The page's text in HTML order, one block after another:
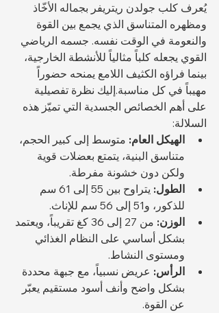
يُعرف كلب جولدن ريتريفر بجماله الأخّاذ
ومظهره المتناسق الذي يجمع بين القوة
والنعومة في الوقت نفسه. جسمه الرياضي
القوي يجعله كلباً مثالياً للأنشطة الخارجية،
بينما فراؤه الكثيف اللامع يمنحه حضوراً
مهيباً في كل مناسبة.إليك نظرة تفصيلية
على أهم الخصائص الجسدية التي تميّز هذه
السلالة:
الهيكل العام: متوسط إلى كبير الحجم،
متناسق البنية، يتمتع بعضلات قوية
ولكن دون خشونة مفرطة.
الطول:
يتراوح بين 55 إلى 61 سم
للذكور، و51 إلى 56 سم للإناث.
الوزن:
من 27 إلى 36 كغ تقريباً، ويعتمد
بشكل أساسي على النظام الغذائي
ومستوى النشاط.
الرأس: عريض نسبياً، مع جبهة محددة
بشكل واضح وأنف أسود مستقيم يعبّر
عن القوة.